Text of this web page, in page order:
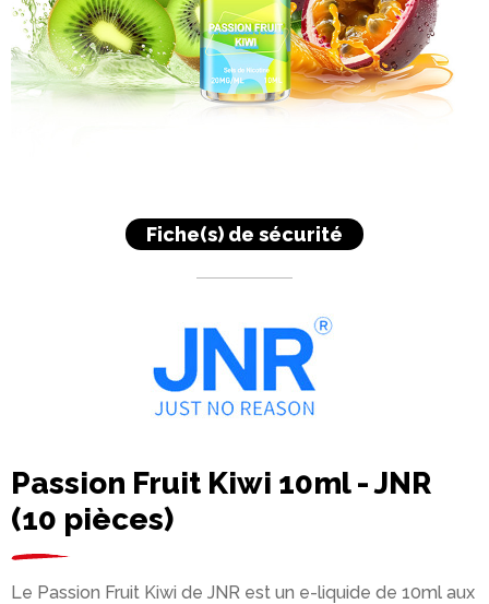
Fiche(s) de sécurité
Passion Fruit Kiwi 10ml - JNR
(10 pièces)
Le Passion Fruit Kiwi de JNR est un e-liquide de 10ml aux